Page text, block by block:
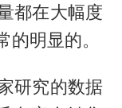
都在大幅度
明显的。
研究的数据